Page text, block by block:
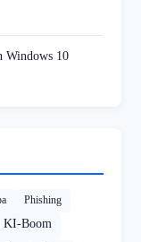
Windows 10
Phishing
KI-Boom